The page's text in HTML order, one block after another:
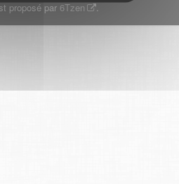
proposé par6Tzen .